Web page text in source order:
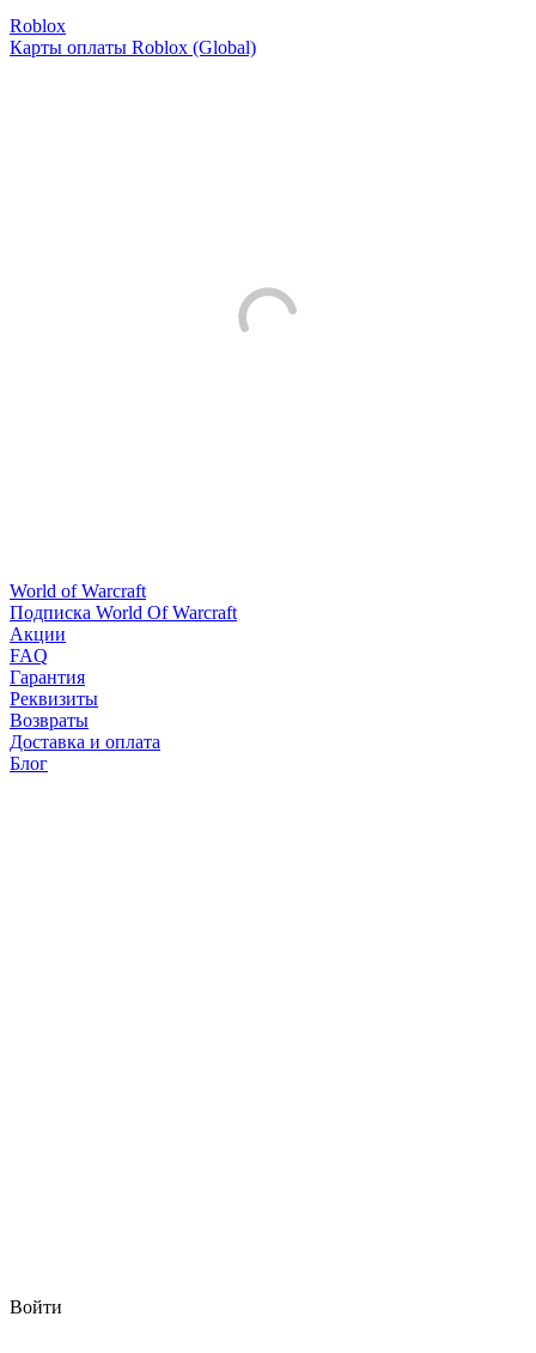
Roblox
Карты оплаты Roblox (Global)
World of Warcraft
Подписка World Of Warcraft
Акции
FAQ
Гарантия
Реквизиты
Возвраты
Доставка и оплата
Блог
Войти